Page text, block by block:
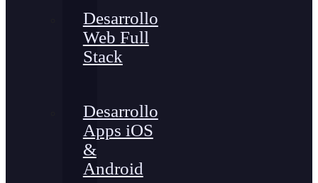
Desarrollo
Web Full
Stack
Desarrollo
Apps iOS
&
Android